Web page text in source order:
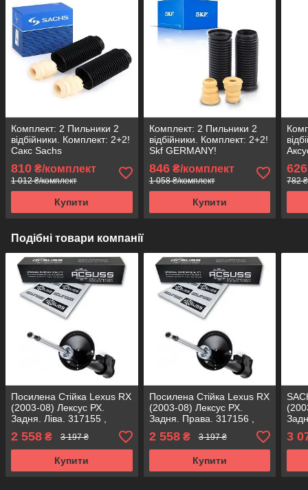
Комплект: 2 Пильники 2
відбійники. Комплект: 2+2!
Сакс Sachs
810 ₴/комплект
1 012 ₴/комплект
Купити
Комплект: 2 Пильники 2
відбійники. Комплект: 2+2!
Skf GERMANY!
846₴/комплект
1 058 ₴/комплект
Купити
626
782
Подібні товари компанії
Посилена Стійка Lexus RX
(2003-08) Лексус РХ.
Задня. Ліва. 317155 ,
334395 KOREA Аксусс!
2 558 ₴ 3 197 ₴
Купити
Посилена Стійка Lexus RX
(2003-08) Лексус РХ.
Задня. Права. 317156 ,
334394 KOREA Аксусс!
2 558₴ 3 197 ₴
Купити
3